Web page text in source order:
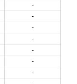
-
-
-
-
-
-
-